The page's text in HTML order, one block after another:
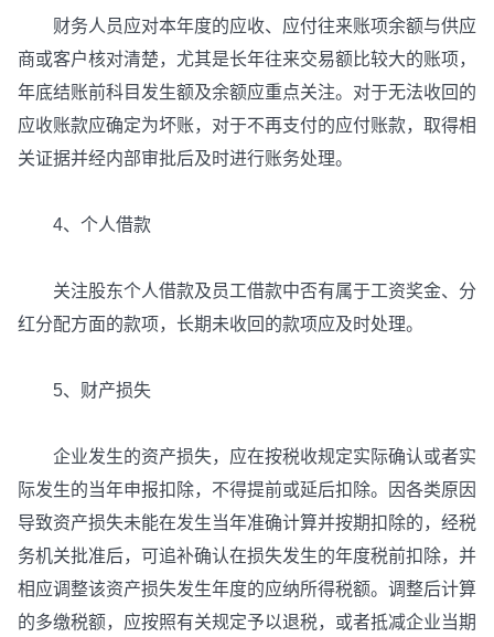
财务人员应对本年度的应收、应付往来账项余额与供应
商或客户核对清楚，尤其是长年往来交易额比较大的账项，
年底结账前科目发生额及余额应重点关注。对于无法收回的
应收账款应确定为坏账，对于不再支付的应付账款，取得相
关证据并经内部审批后及时进行账务处理。
4、个人借款
关注股东个人借款及员工借款中否有属于工资奖金、分
红分配方面的款项，长期未收回的款项应及时处理。
5、财产损失
企业发生的资产损失，应在按税收规定实际确认或者实
际发生的当年申报扣除，不得提前或延后扣除。因各类原因
导致资产损失未能在发生当年准确计算并按期扣除的，经税
务机关批准后，可追补确认在损失发生的年度税前扣除，并
相应调整该资产损失发生年度的应纳所得税额。调整后计算
的多缴税额，应按照有关规定予以退税，或者抵减企业当期